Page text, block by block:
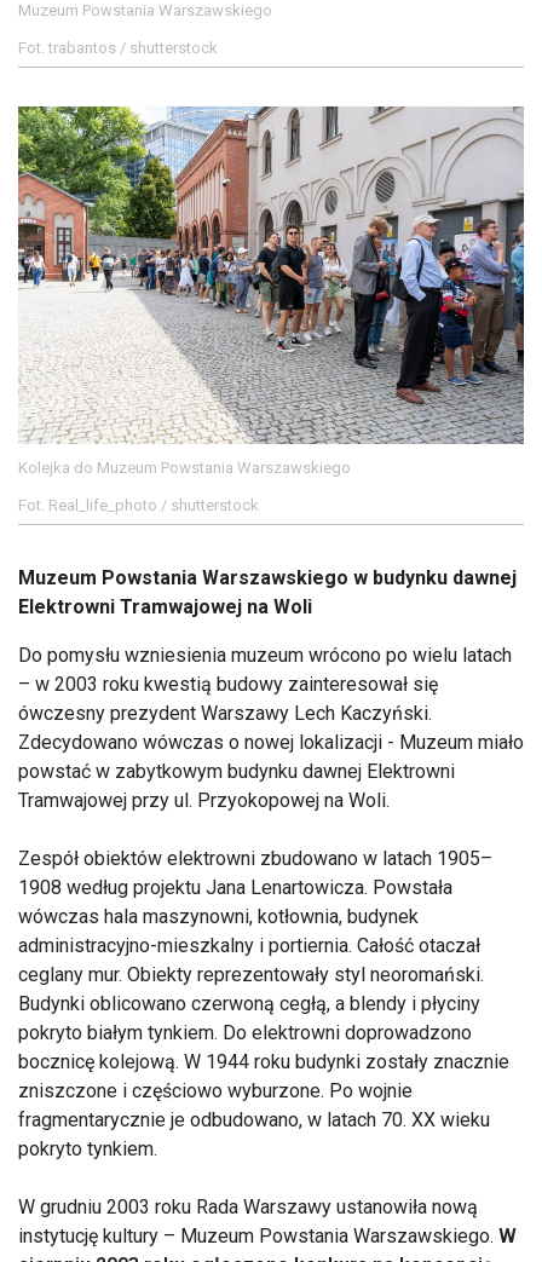
Muzeum Powstania Warszawskiego
Fot. trabantos / shutterstock
Kolejka do Muzeum Powstania Warszawskiego
Fot. Real_life_photo / shutterstock
Muzeum Powstania Warszawskiego w budynku dawnej
Elektrowni Tramwajowej na Woli
Do pomysłu wzniesienia muzeum wrócono po wielu latach
– w 2003 roku kwestią budowy zainteresował się
ówczesny prezydent Warszawy Lech Kaczyński.
Zdecydowano wówczas o nowej lokalizacji - Muzeum miało
powstać w zabytkowym budynku dawnej Elektrowni
Tramwajowej przy ul. Przyokopowej na Woli.
Zespół obiektów elektrowni zbudowano w latach 1905–
1908 według projektu Jana Lenartowicza. Powstała
wówczas hala maszynowni, kotłownia, budynek
administracyjno-mieszkalny i portiernia. Całość otaczał
ceglany mur. Obiekty reprezentowały styl neoromański.
Budynki oblicowano czerwoną cegłą, a blendy i płyciny
pokryto białym tynkiem. Do elektrowni doprowadzono
bocznicę kolejową. W 1944 roku budynki zostały znacznie
zniszczone i częściowo wyburzone. Po wojnie
fragmentarycznie je odbudowano, w latach 70. XX wieku
pokryto tynkiem.
W grudniu 2003 roku Rada Warszawy ustanowiła nową
instytucję kultury – Muzeum Powstania Warszawskiego. W